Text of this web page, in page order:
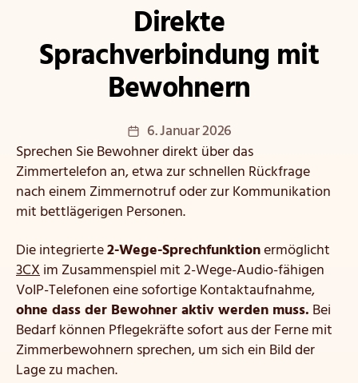
Direkte
Sprachverbindung mit
Bewohnern
Veröffentlichungsdatum
6. Januar 2026
Sprechen Sie Bewohner direkt über das
Zimmertelefon an, etwa zur schnellen Rückfrage
nach einem Zimmernotruf oder zur Kommunikation
mit bettlägerigen Personen.
Die integrierte2-Wege-Sprechfunktionermöglicht
3CXim Zusammenspiel mit 2-Wege-Audio-fähigen
VoIP-Telefonen eine sofortige Kontaktaufnahme,
ohne dass der Bewohner aktiv werden muss. Bei
Bedarf können Pflegekräfte sofort aus der Ferne mit
Zimmerbewohnern sprechen, um sich ein Bild der
Lage zu machen.